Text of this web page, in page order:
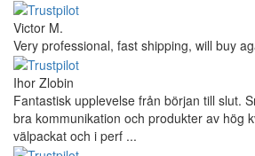
Victor M.
Very professional, fast shipping, will buy
Ihor Zlobin
Fantastisk upplevelse från början till slut.
bra kommunikation och produkter av hög
välpackat och i perf ...